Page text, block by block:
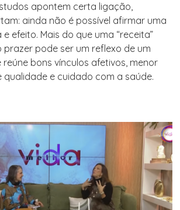
apontem certa ligação,
ainda não é possível afirmar uma
efeito. Mais do que uma “receita”
prazer pode ser um reflexo de um
reúne bons vínculos afetivos, menor
qualidade e cuidado com a saúde.